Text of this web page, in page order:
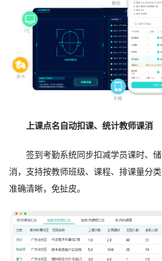
上课点名自动扣课、统计教师课消
签到考勤系统同步扣减学员课时、
消，支持按教师班级、课程、排课量分
准确清晰，免扯皮。